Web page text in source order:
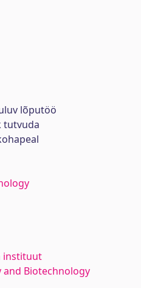
lõputöö
tutvuda
instituut
Biotechnology